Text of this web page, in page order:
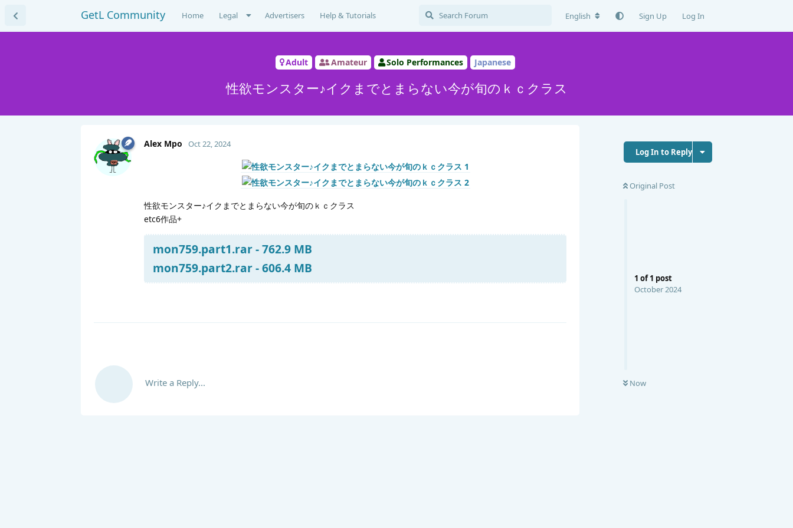
GetL Community Home Legal Advertisers Help & Tutorials English Sign Up Log In
Adult Amateur Solo Performances Japanese
性欲モンスター♪イクまでとまらない今が旬のｋｃクラス
Log In to Reply
Original Post
1 of1 post
October 2024
Now
Alex Mpo Oct 22, 2024
性欲モンスター♪イクまでとまらない今が旬のｋｃクラス
etc6作品+
mon759.part1.rar - 762.9 MB
mon759.part2.rar - 606.4 MB
Write a Reply...